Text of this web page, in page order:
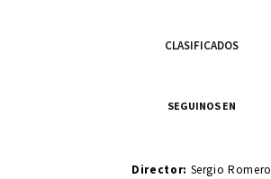
CLASIFICADOS
SEGUINOS EN
Director: Sergio Romero